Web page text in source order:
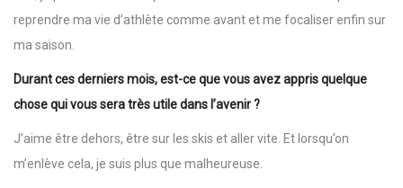
reprendre ma vie d’athlète comme avant et me focaliser enfin sur
ma saison.
Durant ces derniers mois, est-ce que vous avez appris quelque
chose qui vous sera très utile dans l’avenir ?
J’aime être dehors, être sur les skis et aller vite. Et lorsqu’on
m’enlève cela, je suis plus que malheureuse.